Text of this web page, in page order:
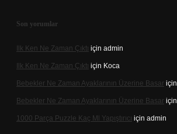
Son yorumlar
Ilk Ken Ne Zaman Çıktı için admin
Ilk Ken Ne Zaman Çıktı için Koca
Bebekler Ne Zaman Ayaklarının Üzerine Basar için
Bebekler Ne Zaman Ayaklarının Üzerine Basar için
1000 Parça Puzzle Kaç Ml Yapıştırıcı için admin